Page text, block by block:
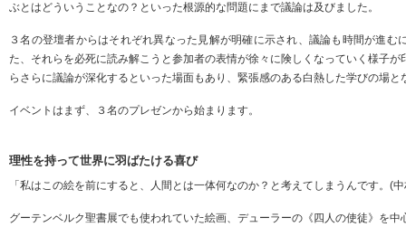
ぶとはどういうことなの？といった根源的な問題にまで議論は及びました。
３名の登壇者からはそれぞれ異なった見解が明確に示され、議論も時間が進む
た、それらを必死に読み解こうと参加者の表情が徐々に険しくなっていく様子が
らさらに議論が深化するといった場面もあり、緊張感のある白熱した学びの場と
イベントはまず、３名のプレゼンから始まります。
理性を持って世界に羽ばたける喜び
「私はこの絵を前にすると、人間とは一体何なのか？と考えてしまうんです。(
グーテンベルク聖書展でも使われていた絵画、デューラーの《四人の使徒》を